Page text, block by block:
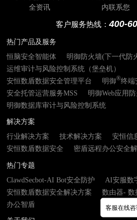
全资讯
内联系您
客户服务热线：400-
热门产品及服务
恒脑安全智能体
明御防火墙(下一代防
运维审计与风险控制系统（堡垒机）
安恒数盾数据安全管理平台
明御®终端
安全托管运营服务MSS
明御Web应用
明御数据库审计与风险控制系统
解决方案
行业解决方案
技术解决方案
安恒信
安恒数盾数据安全
密盾远程办公安全
热门专题
ClawdSecbot-AI Bot安全防护
AI安服数
安恒数盾数据安全解决方案
数由器- 数
办公智盾
客服在线